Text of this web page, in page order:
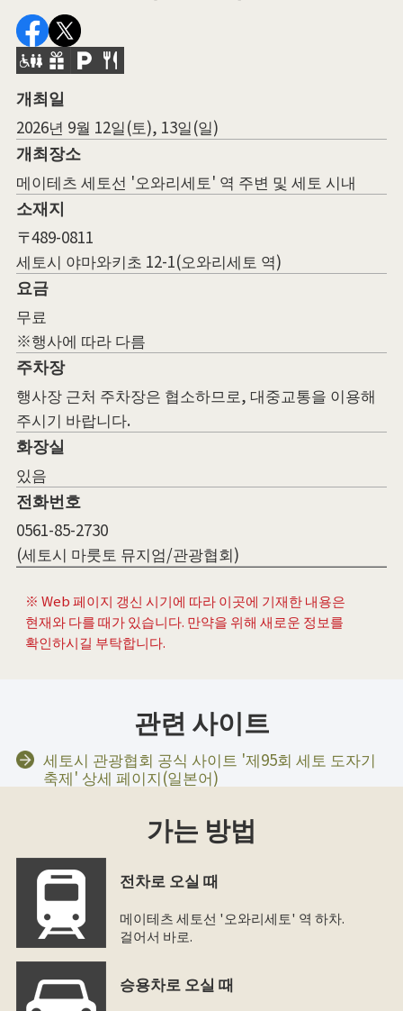
개최일
2026년 9월 12일(토), 13일(일)
개최장소
메이테츠 세토선 '오와리세토' 역 주변 및 세토 시내
소재지
〒489-0811
세토시 야마와키초 12-1(오와리세토 역)
요금
무료
※행사에 따라 다름
주차장
행사장 근처 주차장은 협소하므로, 대중교통을 이용해
주시기 바랍니다.
화장실
있음
전화번호
0561-85-2730
(세토시 마룻토 뮤지엄/관광협회)
※ Web 페이지 갱신 시기에 따라 이곳에 기재한 내용은
현재와 다를 때가 있습니다. 만약을 위해 새로운 정보를
확인하시길 부탁합니다.
관련 사이트
세토시 관광협회 공식 사이트 '제95회 세토 도자기
축제' 상세 페이지(일본어)
가는 방법
전차로 오실 때
메이테츠 세토선 '오와리세토' 역 하차.
걸어서 바로.
승용차로 오실 때